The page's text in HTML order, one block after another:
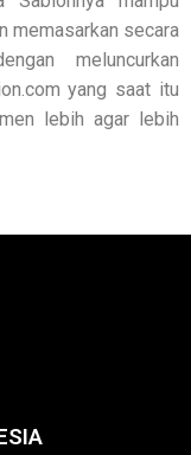
memasarkan secara
meluncurkan
yang saat itu
lebih agar lebih